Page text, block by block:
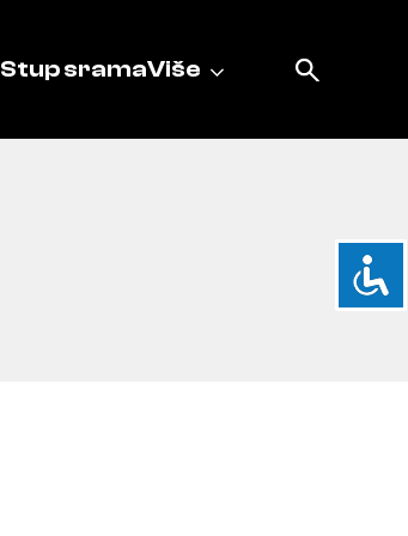
Stup sramaViše